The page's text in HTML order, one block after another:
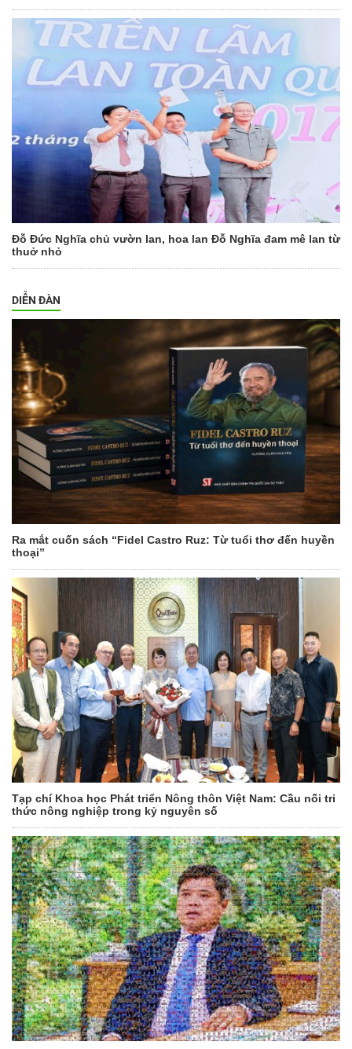
Đỗ Đức Nghĩa chủ vườn lan, hoa lan Đỗ Nghĩa đam mê lan từ
thuở nhỏ
DIỄN ĐÀN
Ra mắt cuốn sách “Fidel Castro Ruz: Từ tuổi thơ đến huyền
thoại”
Tạp chí Khoa học Phát triển Nông thôn Việt Nam: Cầu nối tri
thức nông nghiệp trong kỷ nguyên số